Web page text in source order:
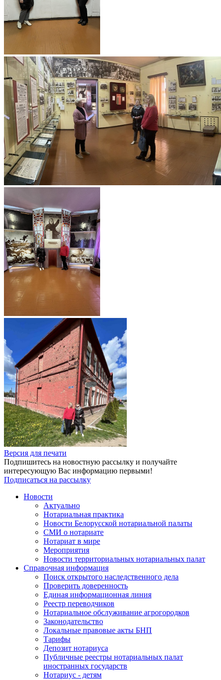
Версия для печати
Подпишитесь на новостную рассылку и получайте
интересующую Вас информацию первыми!
Подписаться на рассылку
Новости
Актуально
Нотариальная практика
Новости Белорусской нотариальной палаты
СМИ о нотариате
Нотариат в мире
Мероприятия
Новости территориальных нотариальных палат
Справочная информация
Поиск открытого наследственного дела
Проверить доверенность
Единая информационная линия
Реестр переводчиков
Нотариальное обслуживание агрогородков
Законодательство
Локальные правовые акты БНП
Тарифы
Депозит нотариуса
Публичные реестры нотариальных палат
иностранных государств
Нотариус - детям